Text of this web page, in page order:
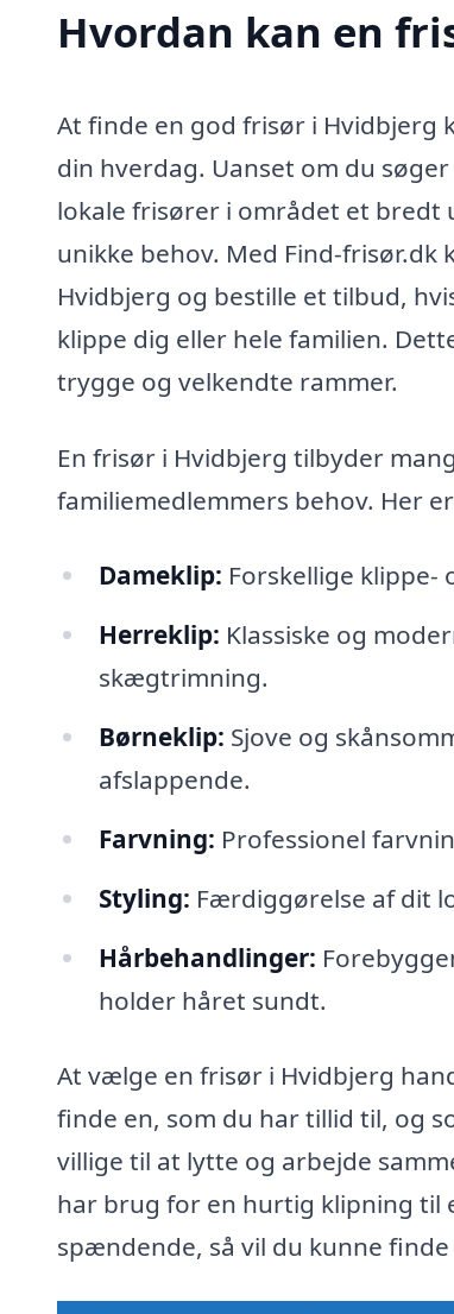
Hvordan kan en
At finde en god frisør i
din hverdag. Uanset om du
lokale frisører i området et bredt
unikke behov. Med Find-
Hvidbjerg og bestille et tilbud,
klippe dig eller hele familien.
trygge og velkendte rammer.
En frisør i Hvidbjerg tilbyder
familiemedlemmers behov. Her
Dameklip: Forskellige klippe-
Herreklip: Klassiske og
skægtrimning.
Børneklip: Sjove og
afslappende.
Farvning: Professionel
Styling: Færdiggørelse af dit
Hårbehandlinger:
holder håret sundt.
At vælge en frisør i Hvidbjerg
finde en, som du har tillid til, og
villige til at lytte og arbejde
har brug for en hurtig klipning til
spændende, så vil du kunne